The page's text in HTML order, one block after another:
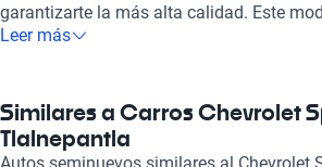
garantizarte la más alta calidad. Este
diseño moderno y compacto, ideal para la
2024 cuenta con características que lo
atractivo para quienes valoran la
Su cabina espaciosa, asientos
Leer más
Similares a Carros Chevrolet
Tlalnepantla